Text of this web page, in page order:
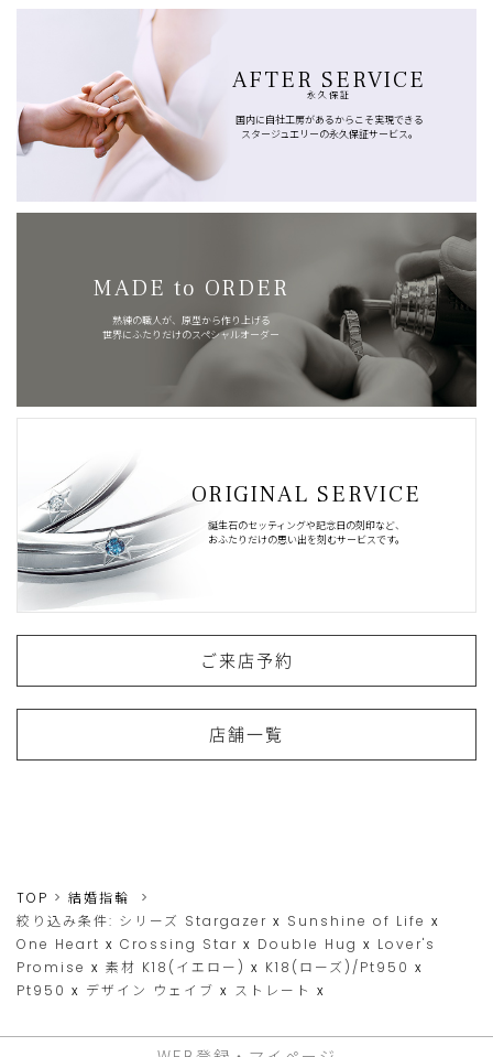
AFTER SERVICE
永久保証
国内に自社工房があるからこそ実現できる
スタージュエリーの永久保証サービス。
MADE to ORDER
熟練の職人が、原型から作り上げる
世界にふたりだけのスペシャルオーダー
ORIGINAL SERVICE
誕生石のセッティングや記念日の刻印など、
おふたりだけの思い出を刻むサービスです。
ご来店予約
店舗一覧
TOP
結婚指輪
絞り込み条件: シリーズ Stargazer x Sunshine of Life x
One Heart x Crossing Star x Double Hug x Lover's
Promise x 素材 K18(イエロー) x K18(ローズ)/Pt950 x
Pt950 x デザイン ウェイブ x ストレート x